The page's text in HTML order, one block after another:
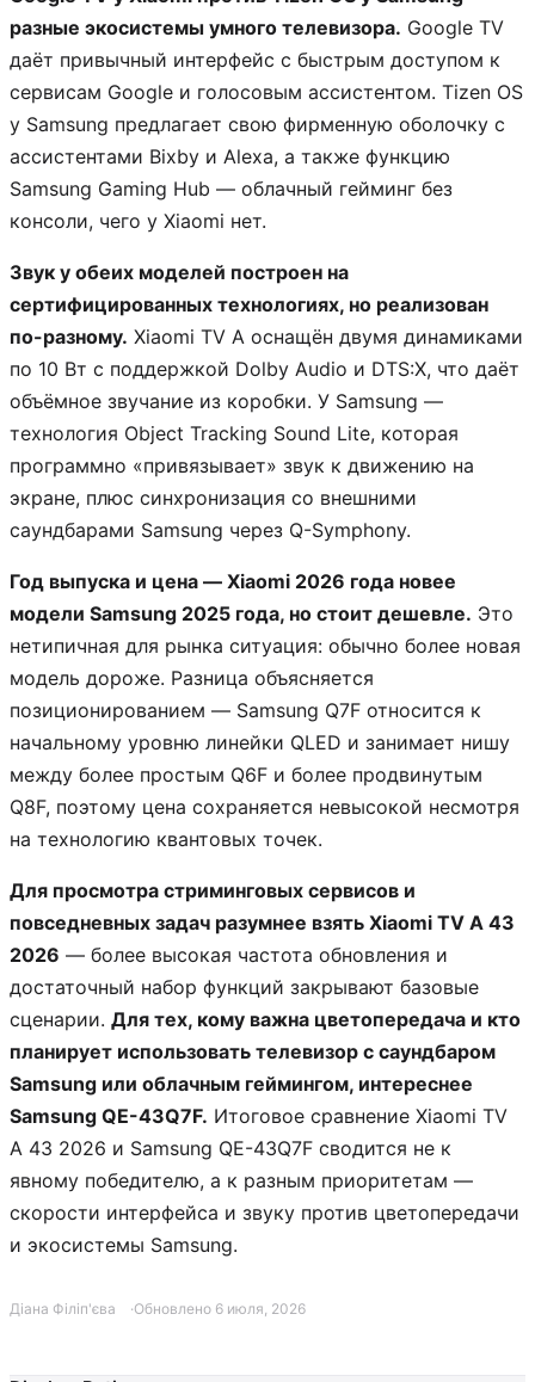
разные экосистемы умного телевизора. Google TV
даёт привычный интерфейс с быстрым доступом к
сервисам Google и голосовым ассистентом. Tizen OS
у Samsung предлагает свою фирменную оболочку с
ассистентами Bixby и Alexa, а также функцию
Samsung Gaming Hub — облачный гейминг без
консоли, чего у Xiaomi нет.
Звук у обеих моделей построен на
сертифицированных технологиях, но реализован
по-разному. Xiaomi TV A оснащён двумя динамиками
по 10 Вт с поддержкой Dolby Audio и DTS:X, что даёт
объёмное звучание из коробки. У Samsung —
технология Object Tracking Sound Lite, которая
программно «привязывает» звук к движению на
экране, плюс синхронизация со внешними
саундбарами Samsung через Q-Symphony.
Год выпуска и цена — Xiaomi 2026 года новее
модели Samsung 2025 года, но стоит дешевле. Это
нетипичная для рынка ситуация: обычно более новая
модель дороже. Разница объясняется
позиционированием — Samsung Q7F относится к
начальному уровню линейки QLED и занимает нишу
между более простым Q6F и более продвинутым
Q8F, поэтому цена сохраняется невысокой несмотря
на технологию квантовых точек.
Для просмотра стриминговых сервисов и
повседневных задач разумнее взять Xiaomi TV A 43
2026 — более высокая частота обновления и
достаточный набор функций закрывают базовые
сценарии. Для тех, кому важна цветопередача и кто
планирует использовать телевизор с саундбаром
Samsung или облачным геймингом, интереснее
Samsung QE-43Q7F. Итоговое сравнение Xiaomi TV
A 43 2026 и Samsung QE-43Q7F сводится не к
явному победителю, а к разным приоритетам —
скорости интерфейса и звуку против цветопередачи
и экосистемы Samsung.
Діана Філіп'єва Обновлено 6 июля, 2026